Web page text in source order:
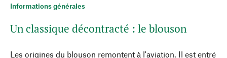
Informations générales
Un classique décontracté : le blouson
Les origines du blouson remontent à l'aviation. Il est entré